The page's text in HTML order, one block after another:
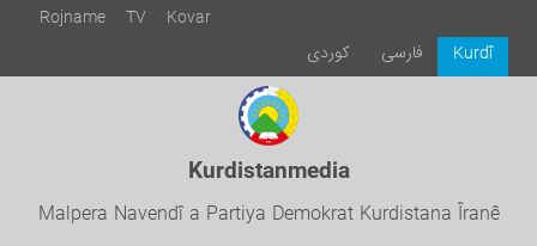
Rojname TV
Kovar
Kurdî
فارسی كوردی
Kurdistanmedia
Malpera Navendî a Partiya Demokrat Kurdistana Îranê